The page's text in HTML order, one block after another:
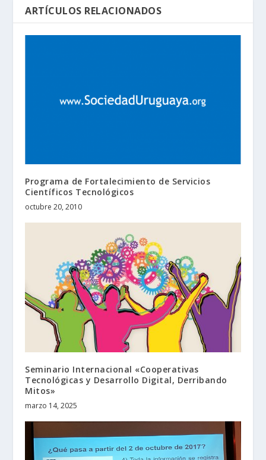
ARTÍCULOS RELACIONADOS
Programa de Fortalecimiento de Servicios
Científicos Tecnológicos
octubre 20, 2010
Seminario Internacional «Cooperativas
Tecnológicas y Desarrollo Digital, Derribando
Mitos»
marzo 14, 2025